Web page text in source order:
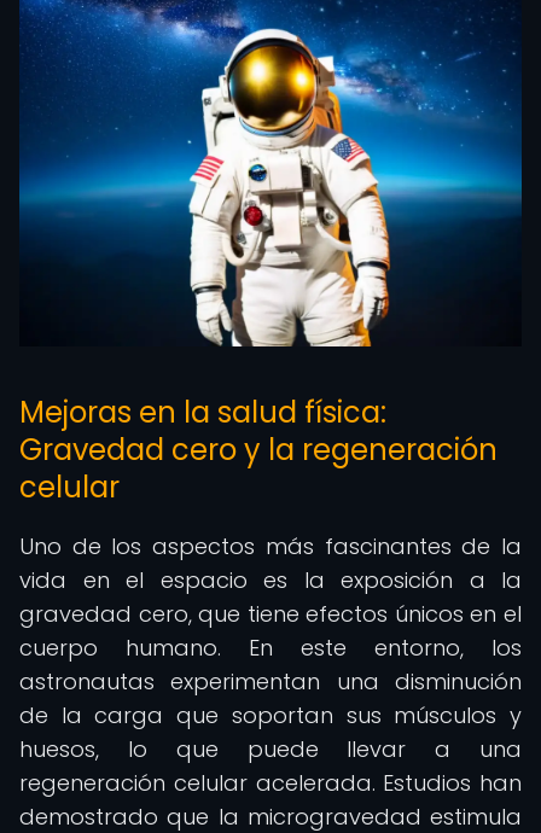
Mejoras en la salud física:
Gravedad cero y la regeneración
celular
Uno de los aspectos más fascinantes de la
vida en el espacio es la exposición a la
gravedad cero, que tiene efectos únicos en el
cuerpo humano. En este entorno, los
astronautas experimentan una disminución
de la carga que soportan sus músculos y
huesos, lo que puede llevar a una
regeneración celular acelerada. Estudios han
demostrado que la microgravedad estimula